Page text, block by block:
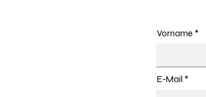
Vorname
E-Mail